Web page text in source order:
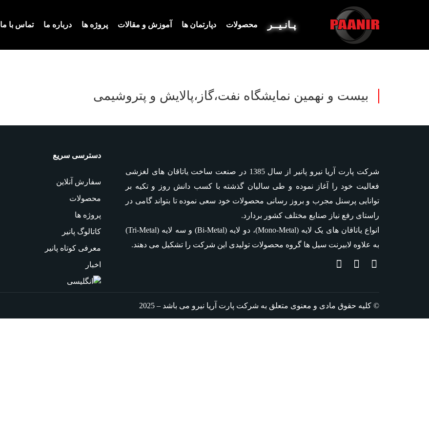
پـانـیــر محصولات دپارتمان ها آموزش و مقالات پروژه ها درباره ما تماس با ما
بیست و نهمین نمایشگاه نفت،گاز،پالایش و پتروشیمی
شرکت پارت آریا نیرو پانیر از سال 1385 در صنعت ساخت یاتاقان های لغزشی
فعالیت خود را آغاز نموده و طی سالیان گذشته با کسب دانش روز و تکیه بر
توانایی پرسنل مجرب و بروز رسانی محصولات خود سعی نموده تا بتواند گامی در
راستای رفع نیاز صنایع مختلف کشور بردارد.
انواع یاتاقان های یک لایه(Mono-Metal) ، دو لایه (Bi-Metal) و سه لایه (Tri-Metal)
به علاوه لابیرنت سیل ها گروه محصولات تولیدی این شرکت را تشکیل می دهند.
دسترسی سریع
سفارش آنلاین
محصولات
پروژه ها
کاتالوگ پانیر
معرفی کوتاه پانیر
اخبار
© کلیه حقوق مادی و معنوی متعلق به شرکت پارت آریا نیرو می باشد – 2025